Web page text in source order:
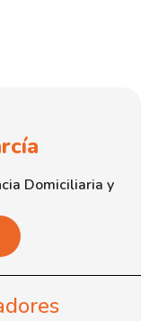
Domiciliaria y